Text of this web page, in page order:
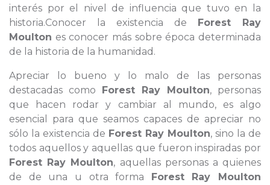
interés por el nivel de influencia que tuvo en la
historia.Conocer la existencia de Forest Ray
Moulton es conocer más sobre época determinada
de la historia de la humanidad.
Apreciar lo bueno y lo malo de las personas
destacadas como Forest Ray Moulton, personas
que hacen rodar y cambiar al mundo, es algo
esencial para que seamos capaces de apreciar no
sólo la existencia de Forest Ray Moulton, sino la de
todos aquellos y aquellas que fueron inspiradas por
Forest Ray Moulton, aquellas personas a quienes
de de una u otra forma Forest Ray Moulton